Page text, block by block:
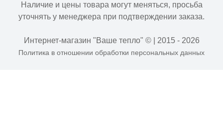
Наличие и цены товара могут меняться, просьба
уточнять у менеджера при подтверждении заказа.
Интернет-магазин "Ваше тепло" © | 2015 - 2026
Политика в отношении обработки персональных данных